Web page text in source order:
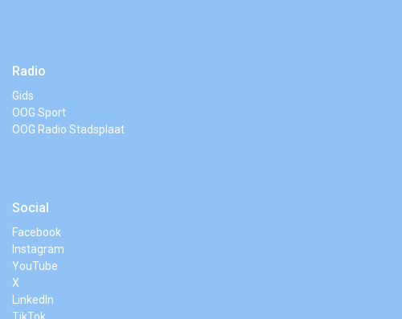
Radio
Gids
OOG Sport
OOG Radio Stadsplaat
Social
Facebook
Instagram
YouTube
X
LinkedIn